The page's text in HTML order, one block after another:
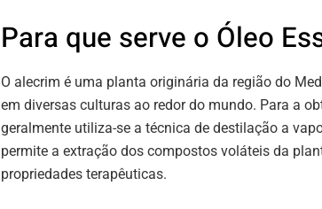
Para que serve o Óleo
O alecrim é uma planta originária da região do
em diversas culturas ao redor do mundo. Para a
geralmente utiliza-se a técnica de destilação a
permite a extração dos compostos voláteis da
propriedades terapêuticas.